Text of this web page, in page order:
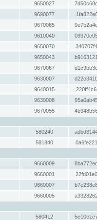
9650027
9690077
9670065
9610040
9650070
9650043
9670067
9630007
9640015
9630008
9670055
580240
581840
9660009
9660001
9660007
9660005
580412